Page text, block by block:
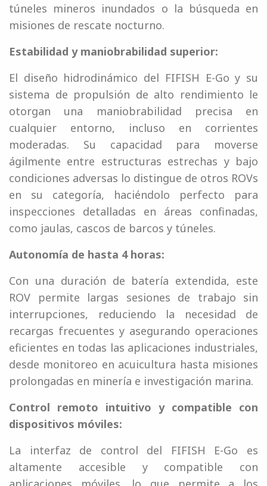
túneles mineros inundados o la búsqueda en
misiones de rescate nocturno.
Estabilidad y maniobrabilidad superior:
El diseño hidrodinámico del FIFISH E-Go y su
sistema de propulsión de alto rendimiento le
otorgan una maniobrabilidad precisa en
cualquier entorno, incluso en corrientes
moderadas. Su capacidad para moverse
ágilmente entre estructuras estrechas y bajo
condiciones adversas lo distingue de otros ROVs
en su categoría, haciéndolo perfecto para
inspecciones detalladas en áreas confinadas,
como jaulas, cascos de barcos y túneles.
Autonomía de hasta 4 horas:
Con una duración de batería extendida, este
ROV permite largas sesiones de trabajo sin
interrupciones, reduciendo la necesidad de
recargas frecuentes y asegurando operaciones
eficientes en todas las aplicaciones industriales,
desde monitoreo en acuicultura hasta misiones
prolongadas en minería e investigación marina.
Control remoto intuitivo y compatible con
dispositivos móviles:
La interfaz de control del FIFISH E-Go es
altamente accesible y compatible con